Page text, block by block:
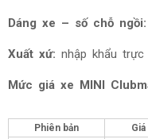
Dáng xe – số chỗ ngồi:
Xuất xứ: nhập khẩu
Mức giá xe MINI
Phiên bản Giá